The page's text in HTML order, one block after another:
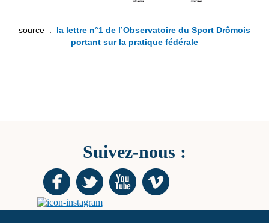
source : la lettre n°1 de l’Observatoire du Sport Drômois
portant sur la pratique fédérale
Suivez-nous :